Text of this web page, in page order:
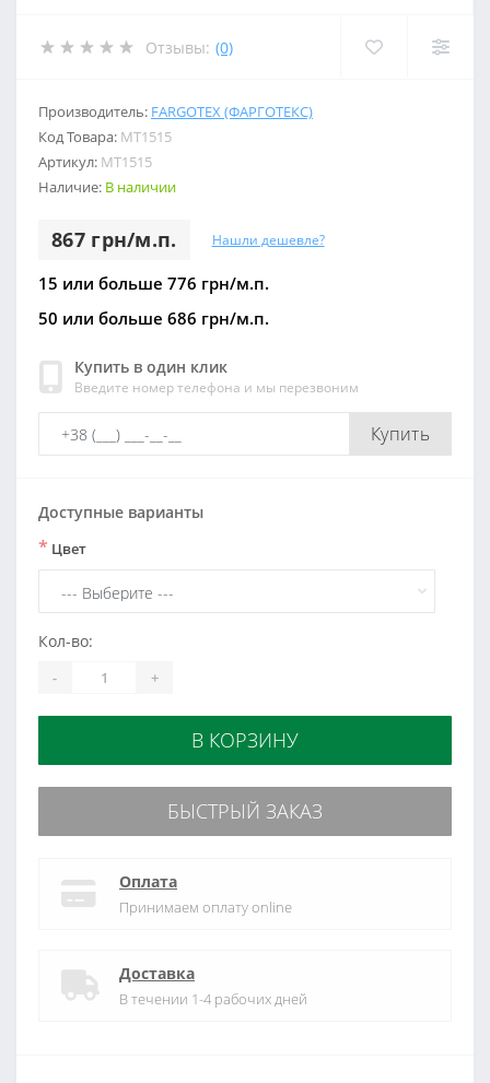
Отзывы: (0)
Производитель: FARGOTEX (ФАРГОТЕКС)
Код Товара: МТ1515
Артикул: МТ1515
Наличие: В наличии
867 грн/м.п. Нашли дешевле?
15 или больше 776 грн/м.п.
50 или больше 686 грн/м.п.
Купить в один клик
Введите номер телефона и мы перезвоним
Купить
Доступные варианты
* Цвет
Кол-во:
- +
В КОРЗИНУ
БЫСТРЫЙ ЗАКАЗ
Оплата
Принимаем оплату online
Доставка
В течении 1-4 рабочих дней